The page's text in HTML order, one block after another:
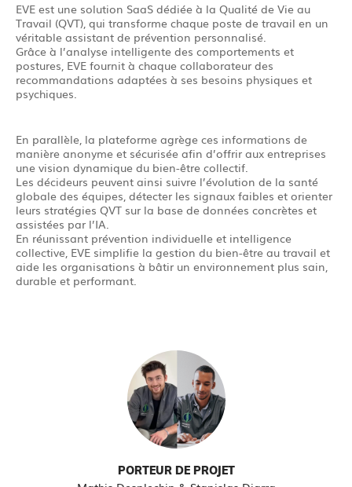
EVE est une solution SaaS dédiée à la Qualité de Vie au
Travail (QVT), qui transforme chaque poste de travail en un
véritable assistant de prévention personnalisé.
Grâce à l’analyse intelligente des comportements et
postures, EVE fournit à chaque collaborateur des
recommandations adaptées à ses besoins physiques et
psychiques.
En parallèle, la plateforme agrège ces informations de
manière anonyme et sécurisée afin d’offrir aux entreprises
une vision dynamique du bien-être collectif.
Les décideurs peuvent ainsi suivre l’évolution de la santé
globale des équipes, détecter les signaux faibles et orienter
leurs stratégies QVT sur la base de données concrètes et
assistées par l’IA.
En réunissant prévention individuelle et intelligence
collective, EVE simplifie la gestion du bien-être au travail et
aide les organisations à bâtir un environnement plus sain,
durable et performant.
PORTEUR DE PROJET